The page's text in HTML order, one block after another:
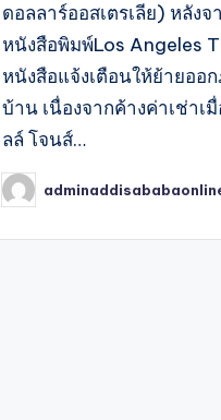
ดอลลาร์ออสเตรเลีย) หลัง
หนังสือพิมพ์Los Angeles
หนังสือแจ้งเตือนให้ย้ายออ
บ้าน เนื่องจากค้างค่าเช่าเ
ลล์ โจนส์…
Posted
by